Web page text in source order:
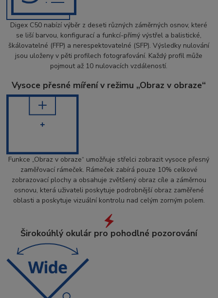
Digex C50 nabízí výběr z deseti různých záměrných osnov, které
se liší barvou, konfigurací a funkcí-přímý výstřel a balistické,
škálovatelné (FFP) a nerespektovatelné (SFP). Výsledky nulování
jsou uloženy v pěti profilech fotografování. Každý profil může
pojmout až 10 nulovacích vzdáleností.
Vysoce přesné míření v režimu „Obraz v obraze“
Funkce „Obraz v obraze“ umožňuje střelci zobrazit vysoce přesný
zaměřovací rámeček. Rámeček zabírá pouze 10% celkové
zobrazovací plochy a obsahuje zvětšený obraz cíle a záměrnou
osnovu, která uživateli poskytuje podrobnější obraz zaměřené
oblasti a poskytuje vizuální kontrolu nad celým zorným polem.
Širokoúhlý okulár pro pohodlné pozorování